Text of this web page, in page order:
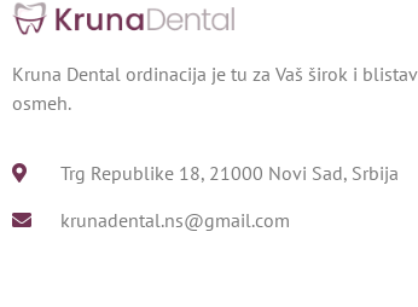
Kruna Dental ordinacija je tu za Vaš širok i blistav
osmeh.
Trg Republike 18, 21000 Novi Sad, Srbija
krunadental.ns@gmail.com